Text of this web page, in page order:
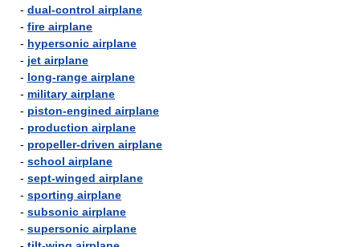
- dual-control airplane
- fire airplane
- hypersonic airplane
- jet airplane
- long-range airplane
- military airplane
- piston-engined airplane
- production airplane
- propeller-driven airplane
- school airplane
- sept-winged airplane
- sporting airplane
- subsonic airplane
- supersonic airplane